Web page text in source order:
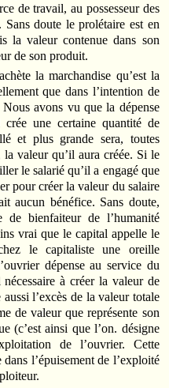
de travail, au possesseur des
Sans doute le prolétaire est en
la valeur contenue dans son
de son produit.
la marchandise qu’est la
que dans l’intention de
avons vu que la dépense
une certaine quantité de
et plus grande sera, toutes
la valeur qu’il aura créée. Si le
le salarié qu’il a engagé que
pour créer la valeur du salaire
aucun bénéfice. Sans doute,
bienfaiteur de l’humanité
vrai que le capital appelle le
le capitaliste une oreille
dépense au service du
à créer la valeur de
l’excès de la valeur totale
de valeur que représente son
(c’est ainsi que l’on. désigne
de l’ouvrier. Cette
l’épuisement de l’exploité